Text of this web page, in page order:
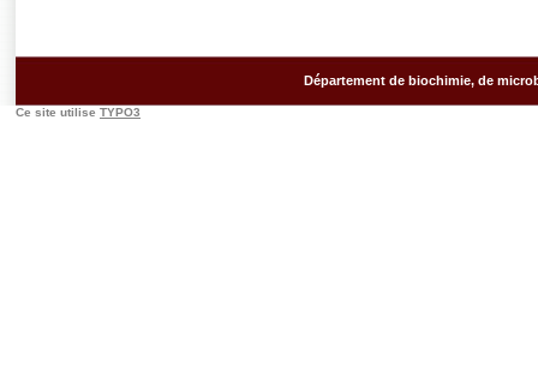
Département de biochimie, de
Ce site utilise TYPO3